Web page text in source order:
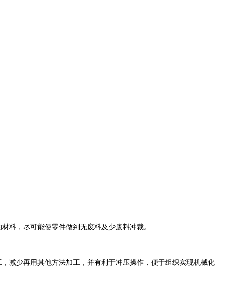
料，尽可能使零件做到无废料及少废料冲裁。
减少再用其他方法加工，并有利于冲压操作，便于组织实现机械化